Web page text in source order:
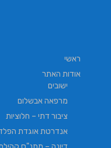
ראשי
אודות האתר
ישובים
מרפאה אבשלום
ציבור דתי – חלוציות
אנדרטת אוגדת